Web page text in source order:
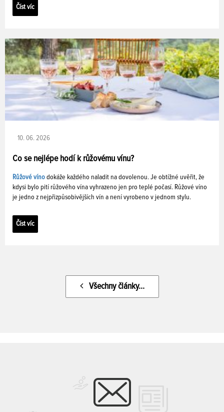
Číst víc
10. 06. 2026
Co se nejlépe hodí k růžovému vínu?
Růžové víno dokáže každého naladit na dovolenou. Je obtížné uvěřit, že
kdysi bylo pití růžového vína vyhrazeno jen pro teplé počasí. Růžové víno
je jedno z nejpřizpůsobivějších vín a není vyrobeno v jednom stylu.
Číst víc
Všechny články...